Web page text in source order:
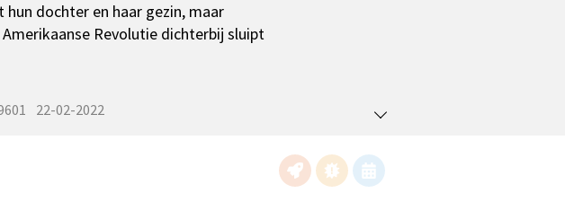
dochter en haar gezin, maar
Revolutie dichterbij sluipt
22-02-2022